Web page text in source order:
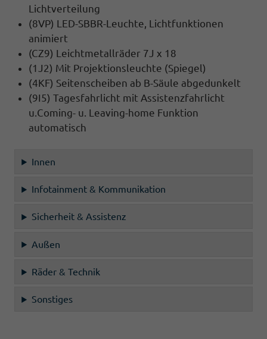
Lichtverteilung
(8VP) LED-SBBR-Leuchte, Lichtfunktionen
animiert
(CZ9) Leichtmetallräder 7J x 18
(1J2) Mit Projektionsleuchte (Spiegel)
(4KF) Seitenscheiben ab B-Säule abgedunkelt
(9I5) Tagesfahrlicht mit Assistenzfahrlicht
u.Coming- u. Leaving-home Funktion
automatisch
Innen
Infotainment & Kommunikation
Sicherheit & Assistenz
Außen
Räder & Technik
Sonstiges